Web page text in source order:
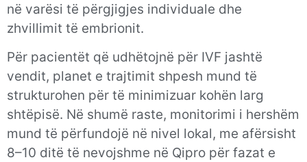
në varësi të përgjigjes individuale dhe
zhvillimit të embrionit.
Për pacientët që udhëtojnë për IVF jashtë
vendit, planet e trajtimit shpesh mund të
strukturohen për të minimizuar kohën larg
shtëpisë. Në shumë raste, monitorimi i hershëm
mund të përfundojë në nivel lokal, me afërsisht
8–10 ditë të nevojshme në Qipro për fazat e